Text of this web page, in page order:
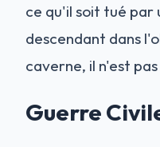
ce qu'il soit tué par
descendant dans
caverne, il n'est
Guerre